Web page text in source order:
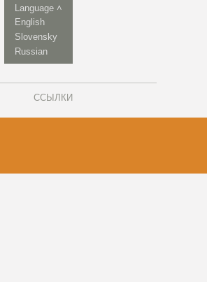
Language ˄
English
Slovensky
Russian
ССЫЛКИ